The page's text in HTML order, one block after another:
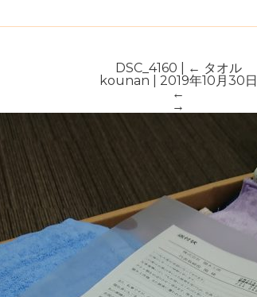
DSC_4160 ← タオル
kounan
2019年10月30日
←
→